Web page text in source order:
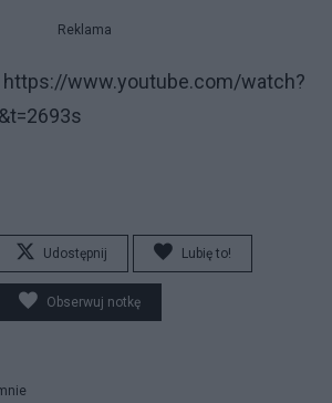
Reklama
https://www.youtube.com/watch?
Udostępnij Lubię to!
Obserwuj notkę